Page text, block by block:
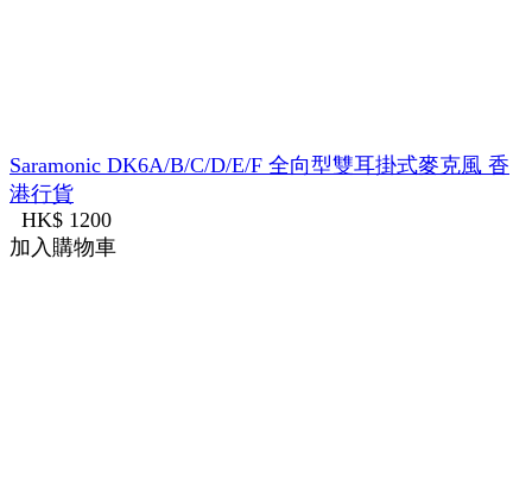
Saramonic DK6A/B/C/D/E/F 全向型雙耳掛式麥克風 香
港行貨
HK$ 1200
加入購物車